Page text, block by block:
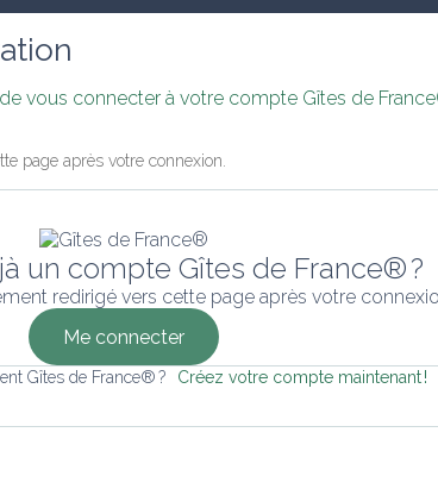
vous connecter à votre compte Gîtes de
page après votre connexion.
un compte Gîtes de France® ?
redirigé vers cette page après votre
Me connecter
Gîtes de France® ? Créez votre compte maintenant !